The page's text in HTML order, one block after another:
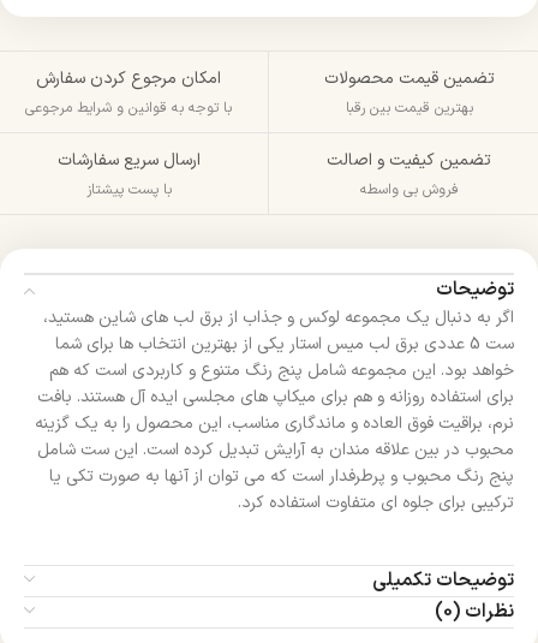
تضمین قیمت محصولات
بهترین قیمت بین رقبا
امکان مرجوع کردن سفارش
با توجه به قوانین و شرایط مرجوعی
تضمین کیفیت و اصالت
فروش بی واسطه
ارسال سریع سفارشات
با پست پیشتاز
توضیحات
اگر به دنبال یک مجموعه لوکس و جذاب از برق لب‌ های شاین هستید،
ست 5 عددی برق لب میس استار یکی از بهترین انتخاب‌ ها برای شما
خواهد بود. این مجموعه شامل پنج رنگ متنوع و کاربردی است که هم
برای استفاده روزانه و هم برای میکاپ های مجلسی ایده آل هستند. بافت
نرم، براقیت فوق العاده و ماندگاری مناسب، این محصول را به یک گزینه
محبوب در بین علاقه مندان به آرایش تبدیل کرده است. این ست شامل
پنج رنگ محبوب و پرطرفدار است که می توان از آنها به صورت تکی یا
ترکیبی برای جلوه ای متفاوت استفاده کرد.
توضیحات تکمیلی
نظرات (0)